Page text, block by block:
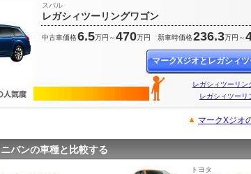
レガシィツーリングワゴン
スバル
中古車価格6.5万円～470万円 新車時価格236.3万円～
マークXジオとレガシィ
レガシィツーリン
レガシィツーリ
マークXジオ
バンの車種と比較する
トヨタ